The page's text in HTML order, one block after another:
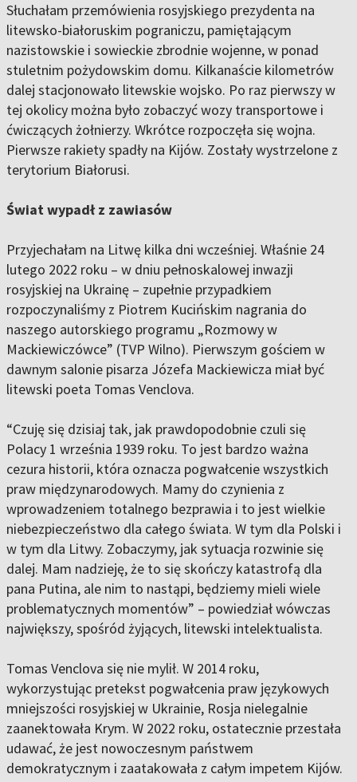
Słuchałam przemówienia rosyjskiego prezydenta na
litewsko-białoruskim pograniczu, pamiętającym
nazistowskie i sowieckie zbrodnie wojenne, w ponad
stuletnim pożydowskim domu. Kilkanaście kilometrów
dalej stacjonowało litewskie wojsko. Po raz pierwszy w
tej okolicy można było zobaczyć wozy transportowe i
ćwiczących żołnierzy. Wkrótce rozpoczęła się wojna.
Pierwsze rakiety spadły na Kijów. Zostały wystrzelone z
terytorium Białorusi.
Świat wypadł z zawiasów
Przyjechałam na Litwę kilka dni wcześniej. Właśnie 24
lutego 2022 roku – w dniu pełnoskalowej inwazji
rosyjskiej na Ukrainę – zupełnie przypadkiem
rozpoczynaliśmy z Piotrem Kucińskim nagrania do
naszego autorskiego programu „Rozmowy w
Mackiewiczówce” (TVP Wilno). Pierwszym gościem w
dawnym salonie pisarza Józefa Mackiewicza miał być
litewski poeta Tomas Venclova.
“Czuję się dzisiaj tak, jak prawdopodobnie czuli się
Polacy 1 września 1939 roku. To jest bardzo ważna
cezura historii, która oznacza pogwałcenie wszystkich
praw międzynarodowych. Mamy do czynienia z
wprowadzeniem totalnego bezprawia i to jest wielkie
niebezpieczeństwo dla całego świata. W tym dla Polski i
w tym dla Litwy. Zobaczymy, jak sytuacja rozwinie się
dalej. Mam nadzieję, że to się skończy katastrofą dla
pana Putina, ale nim to nastąpi, będziemy mieli wiele
problematycznych momentów” – powiedział wówczas
największy, spośród żyjących, litewski intelektualista.
Tomas Venclova się nie mylił. W 2014 roku,
wykorzystując pretekst pogwałcenia praw językowych
mniejszości rosyjskiej w Ukrainie, Rosja nielegalnie
zaanektowała Krym. W 2022 roku, ostatecznie przestała
udawać, że jest nowoczesnym państwem
demokratycznym i zaatakowała z całym impetem Kijów.